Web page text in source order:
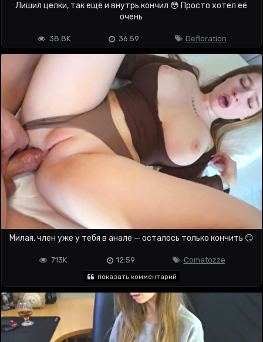
Лишил целки, так ещё и внутрь кончил 😳 Просто хотел её
очень
Defloration
36:59
38.8K
Милая, член уже у тебя в анале — осталось только кончить 😏
Comatozze
12:59
713K
показать комментарий